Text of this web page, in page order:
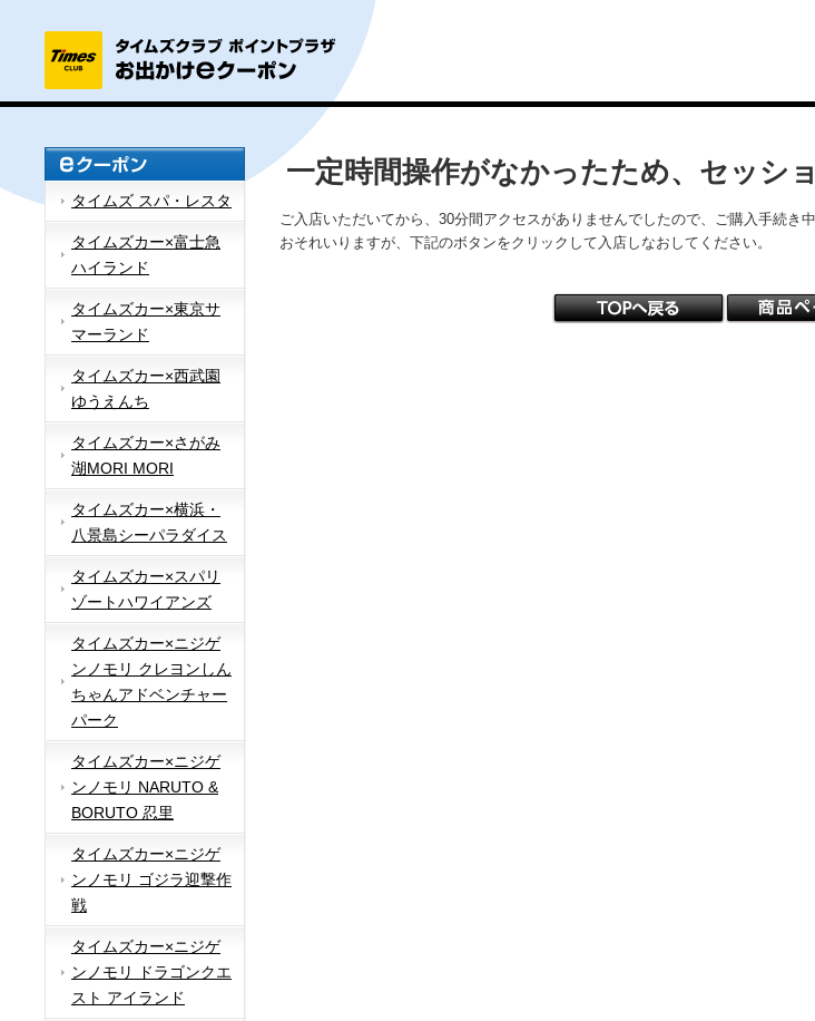
タイムズ スパ・レスタ
タイムズカー×富士急
ハイランド
タイムズカー×東京サ
マーランド
タイムズカー×西武園
ゆうえんち
タイムズカー×さがみ
湖MORI MORI
タイムズカー×横浜・
八景島シーパラダイス
タイムズカー×スパリ
ゾートハワイアンズ
タイムズカー×ニジゲ
ンノモリ クレヨンしん
ちゃんアドベンチャー
パーク
タイムズカー×ニジゲ
ンノモリ NARUTO &
BORUTO 忍里
タイムズカー×ニジゲ
ンノモリ ゴジラ迎撃作
戦
タイムズカー×ニジゲ
ンノモリ ドラゴンクエ
スト アイランド
一定時間操作がなかったため、セッシ
ご入店いただいてから、30分間アクセスがありませんでしたので、ご購入手続き
おそれいりますが、下記のボタンをクリックして入店しなおしてください。